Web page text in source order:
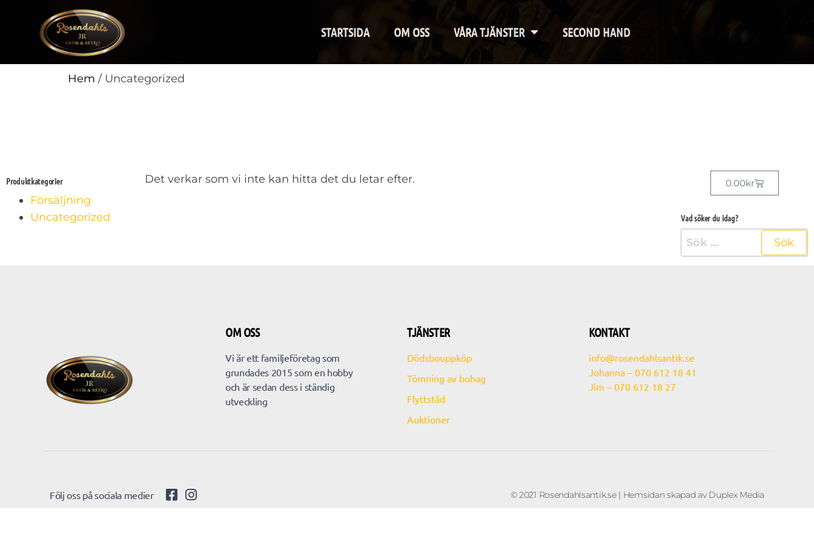
STARTSIDA OM OSS VÅRA TJÄNSTER SECOND HAND
Hem / Uncategorized
Produktkategorier
Försäljning
Uncategorized
Det verkar som vi inte kan hitta det du letar efter. 0.00kr
Vad söker du idag?
OM OSS
Vi är ett familjeföretag som
grundades 2015 som en hobby
och är sedan dess i ständig
utveckling
TJÄNSTER
Dödsbouppköp
Tömning av bohag
Flyttstäd
Auktioner
KONTAKT
info@rosendahlsantik.se
Johanna – 070 612 18 41
Jim – 070 612 18 27
Följ oss på sociala medier © 2021 Rosendahlsantik.se | Hemsidan skapad av Duplex Media